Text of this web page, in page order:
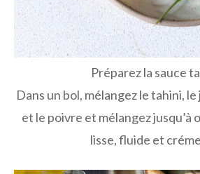
Préparez la sauce
Dans un bol, mélangez le tahini,
et le poivre et mélangez jusqu’à
lisse, fluide et